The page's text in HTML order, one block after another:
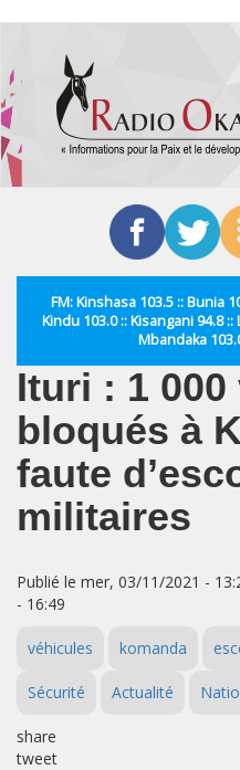
contenu
principal
FM: Kinshasa 103.5 :: Bunia
Kindu 103.0 :: Kisangani 94.8
Mbandaka
Ituri : 1
bloqués à
faute
militaires
Publié le mer, 03/11/2021 -
- 16:49
véhicules komanda
Sécurité Actualité
share
tweet